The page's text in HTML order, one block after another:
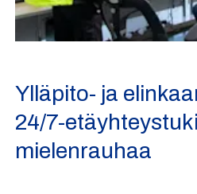
Ylläpito- ja
24/7-
mielenrauhaa